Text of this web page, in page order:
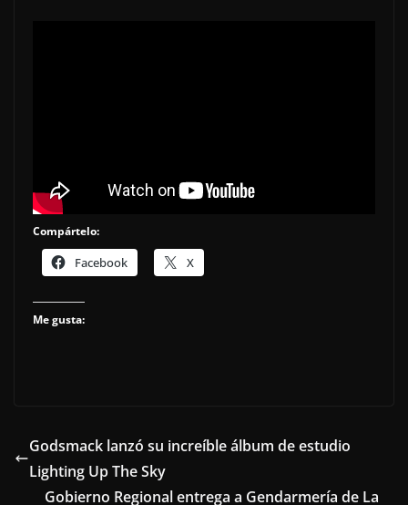
Compártelo:
Facebook X
Me gusta:
Godsmack lanzó su increíble álbum de estudio
Lighting Up The Sky
Gobierno Regional entrega a Gendarmería de La